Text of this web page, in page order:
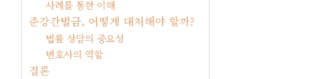
사례를 통한 이해
준강간벌금, 어떻게 대처해야 할까?
법률 상담의 중요성
변호사의 역할
결론